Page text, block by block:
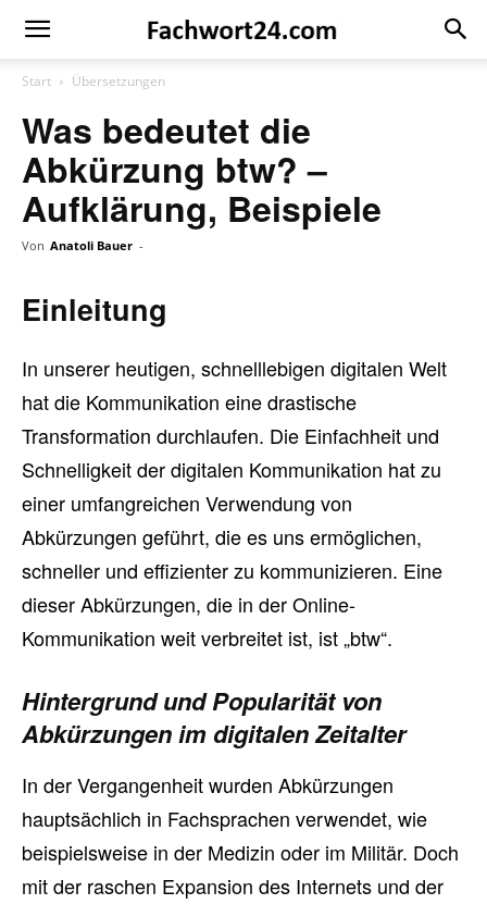
Fachwort24
ShopStart Übersetzungen
Was bedeutet die
Abkürzung btw? –
Aufklärung, Beispiele
Von Anatoli Bauer -
Einleitung
In unserer heutigen, schnelllebigen digitalen Welt
hat die Kommunikation eine drastische
Transformation durchlaufen. Die Einfachheit und
Schnelligkeit der digitalen Kommunikation hat zu
einer umfangreichen Verwendung von
Abkürzungen geführt, die es uns ermöglichen,
schneller und effizienter zu kommunizieren. Eine
dieser Abkürzungen, die in der Online-
Kommunikation weit verbreitet ist, ist „btw“.
Hintergrund und Popularität von
Abkürzungen im digitalen Zeitalter
In der Vergangenheit wurden Abkürzungen
hauptsächlich in Fachsprachen verwendet, wie
beispielsweise in der Medizin oder im Militär. Doch
mit der raschen Expansion des Internets und der